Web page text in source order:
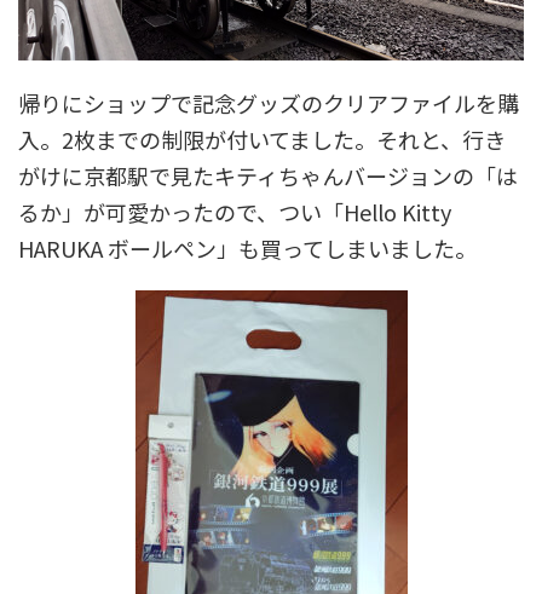
帰りにショップで記念グッズのクリアファイルを購
入。2枚までの制限が付いてました。それと、行き
がけに京都駅で見たキティちゃんバージョンの「は
るか」が可愛かったので、つい「Hello Kitty
HARUKA ボールペン」も買ってしまいました。